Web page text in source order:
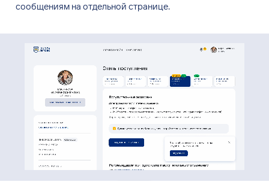
сообщениям на отдельной странице.